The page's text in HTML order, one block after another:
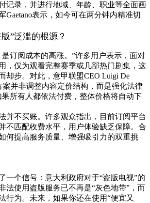
记录，并进行地域、年龄、职业等全面画
Gaetano表示，如今可在两分钟内精准切
”泛滥的根源？
订阅成本的高涨。”许多用户表示，面对
，仅为观看完整赛季或几部热门剧集，这
却步。对此，意甲联盟CEO Luigi De
案并非调整内容定价结构，而是强化法律
所有人都依法付费，整体价格将自动下
并不买账。许多观众指出，目前订阅平台
不匹配收费水平，用户体验缺乏保障。合
何提高服务质量、增强吸引力的双重挑
一个信号：意大利政府对于“盗版电视”的
法使用盗版服务已不再是“灰色地带”，而
行为。未来，如果你还在使用“便宜又